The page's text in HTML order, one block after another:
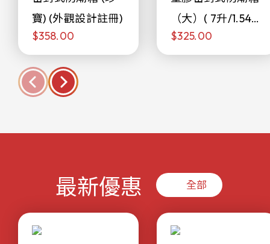
寶) (外觀設計註冊)
$358.00
（大）( 7升/1.54加
侖)
$325.00
最新優惠 全部